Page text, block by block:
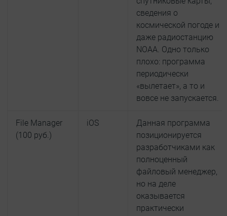
сведения о
космической погоде и
даже радиостанцию
NOAA. Одно только
плохо: программа
периодически
«вылетает», а то и
вовсе не запускается.
File Manager
(100 руб.)
iOS
Данная программа
позиционируется
разработчиками как
полноценный
файловый менеджер,
но на деле
оказывается
практически